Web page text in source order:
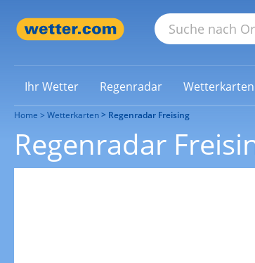
Ihr Wetter Regenradar Wetterkarten
Home Wetterkarten Regenradar Freising
Regenradar